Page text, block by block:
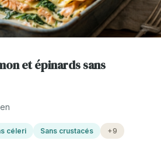
et épinards sans
céleri Sans crustacés +9